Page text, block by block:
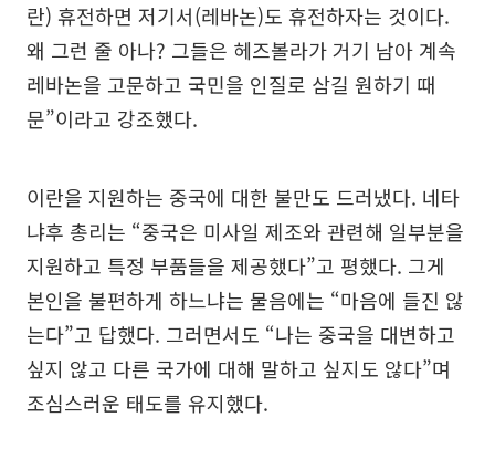
란) 휴전하면 저기서(레바논)도 휴전하자는 것이다.
왜 그런 줄 아나? 그들은 헤즈볼라가 거기 남아 계속
레바논을 고문하고 국민을 인질로 삼길 원하기 때
문”이라고 강조했다.
이란을 지원하는 중국에 대한 불만도 드러냈다. 네타
냐후 총리는 “중국은 미사일 제조와 관련해 일부분을
지원하고 특정 부품들을 제공했다”고 평했다. 그게
본인을 불편하게 하느냐는 물음에는 “마음에 들진 않
는다”고 답했다. 그러면서도 “나는 중국을 대변하고
싶지 않고 다른 국가에 대해 말하고 싶지도 않다”며
조심스러운 태도를 유지했다.